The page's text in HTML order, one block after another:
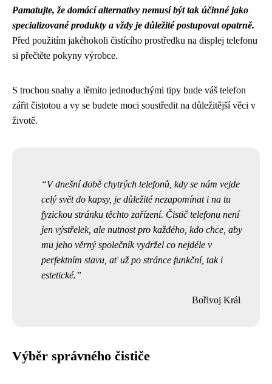
Pamatujte, že domácí alternativy nemusí být tak účinné jako
specializované produkty a vždy je důležité postupovat opatrně.
Před použitím jakéhokoli čistícího prostředku na displej telefonu
si přečtěte pokyny výrobce.
S trochou snahy a těmito jednoduchými tipy bude váš telefon
zářit čistotou a vy se budete moci soustředit na důležitější věci v
životě.
V dnešní době chytrých telefonů, kdy se nám vejde
celý svět do kapsy, je důležité nezapomínat i na tu
fyzickou stránku těchto zařízení. Čistič telefonu není
jen výstřelek, ale nutnost pro každého, kdo chce, aby
mu jeho věrný společník vydržel co nejdéle v
perfektním stavu, ať už po stránce funkční, tak i
estetické.
Bořivoj Král
Výběr správného čističe